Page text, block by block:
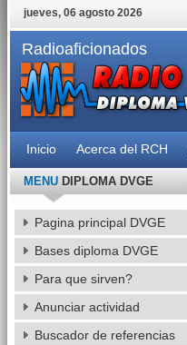
jueves, 06 agosto 2026
Radioaficionados
Inicio Acerca del RCH
MENUDIPLOMA DVGE
Pagina principal DVGE
Bases diploma DVGE
Para que sirven?
Anunciar actividad
Buscador de referencias